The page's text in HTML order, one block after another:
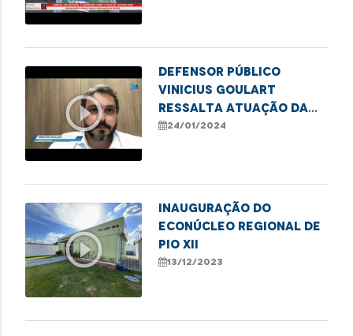
play_circle_outline
Defensor público
Vinicius Goulart
ressalta atuação da
DPE no combate ao
24/01/2024
play_circle_outline
Inauguração do
Econúcleo Regional de
Pio XII
13/12/2023